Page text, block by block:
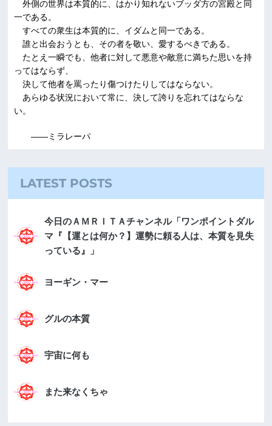
外側の世界は本質的に、はかり知れないブッダ方の宮殿と同
一である。
すべての衆生は本質的に、イダムと同一である。
誰と出会おうとも、その者を敬い、愛するべきである。
たとえ一瞬でも、他者に対して悪意や敵意に満ちた思いを持
ってはならず、
決して他者を罵ったり傷つけたりしてはならない。
あらゆる状況において常に、決して誇りを忘れてはならな
い。
――ミラレーパ
LATEST POSTS
今日のＡＭＲＩＴＡチャンネル「ワンポイントダル
マ『【運とは何か？】運勢に頼る人は、本質を見失
っている』」
ヨーギン・マー
グルの本質
宇宙に何も
また来なくちゃ